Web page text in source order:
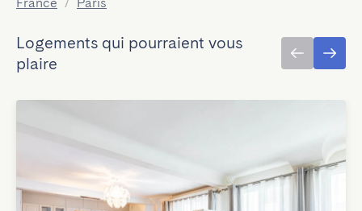
Logements qui pourraient vous
plaire